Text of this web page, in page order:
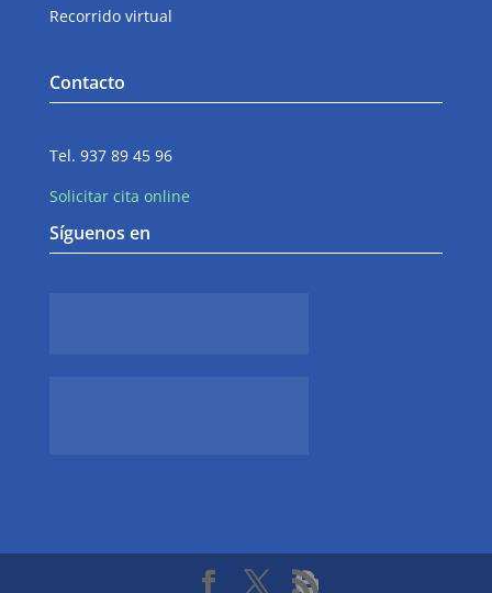
Recorrido virtual
Contacto
Tel. 937 89 45 96
Solicitar cita online
Síguenos en